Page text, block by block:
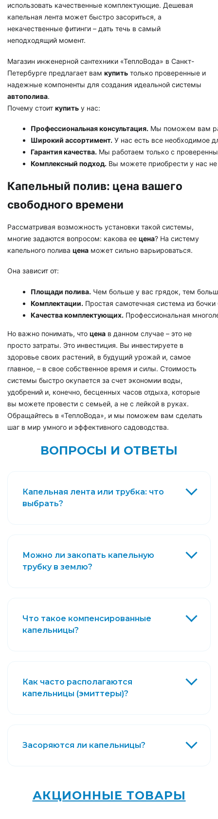
использовать качественные комплектующие. Дешевая
капельная лента может быстро засориться, а
некачественные фитинги – дать течь в самый
неподходящий момент.
Магазин инженерной сантехники «ТеплоВода» в Санкт-
Петербурге предлагает вам купить только проверенные и
надежные компоненты для создания идеальной системы
автополива.
Почему стоит купить у нас:
Профессиональная консультация. Мы поможем вам
Широкий ассортимент. У нас есть все необходимое
Гарантия качества. Мы работаем только с
Комплексный подход. Вы можете приобрести у нас
Капельный полив: цена вашего
свободного времени
Рассматривая возможность установки такой системы,
многие задаются вопросом: какова ее цена? На систему
капельного полива цена может сильно варьироваться.
Она зависит от:
Площади полива. Чем больше у вас грядок, тем
Комплектации. Простая самотечная система из
Качества комплектующих. Профессиональная
Но важно понимать, что цена в данном случае – это не
просто затраты. Это инвестиция. Вы инвестируете в
здоровье своих растений, в будущий урожай и, самое
главное, – в свое собственное время и силы. Стоимость
системы быстро окупается за счет экономии воды,
удобрений и, конечно, бесценных часов отдыха, которые
вы можете провести с семьей, а не с лейкой в руках.
Обращайтесь в «ТеплоВода», и мы поможем вам сделать
шаг в мир умного и эффективного садоводства.
ВОПРОСЫ И ОТВЕТЫ
Капельная лента или трубка: что
выбрать?
Можно ли закопать капельную
трубку в землю?
Что такое компенсированные
капельницы?
Как часто располагаются
капельницы (эмиттеры)?
Засоряются ли капельницы?
АКЦИОННЫЕ ТОВАРЫ